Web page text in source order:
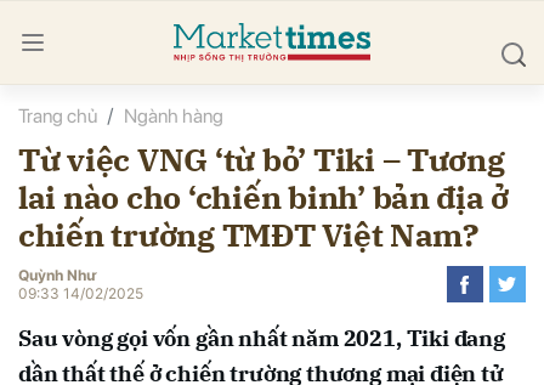
Trang chủ Ngành hàng
Từ việc VNG ‘từ bỏ’ Tiki – Tương
lai nào cho ‘chiến binh’ bản địa ở
chiến trường TMĐT Việt Nam?
Quỳnh Như
09:33 14/02/2025
Sau vòng gọi vốn gần nhất năm 2021, Tiki đang
dần thất thế ở chiến trường thương mại điện tử
luận